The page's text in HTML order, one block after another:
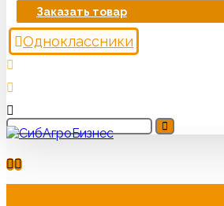
Заказать товар
Одноклассники